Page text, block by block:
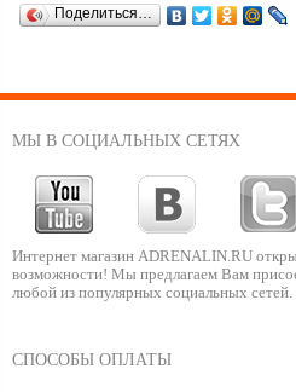
Поделиться…
МЫ В СОЦИАЛЬНЫХ СЕТЯХ
Интернет магазин ADRENALIN.RU
возможности! Мы предлагаем Вам
любой из популярных социальных сетей.
СПОСОБЫ ОПЛАТЫ